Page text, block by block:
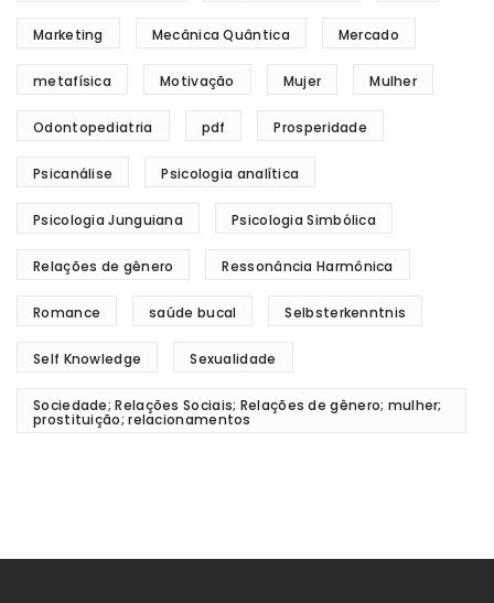
Marketing Mecânica Quântica Mercado
metafísica Motivação Mujer Mulher
Odontopediatria pdf Prosperidade
Psicanálise Psicologia analítica
Psicologia Junguiana Psicologia Simbólica
Relações de gênero Ressonância Harmônica
Romance saúde bucal Selbsterkenntnis
Self Knowledge Sexualidade
Sociedade; Relações Sociais; Relações de gênero; mulher;
prostituição; relacionamentos